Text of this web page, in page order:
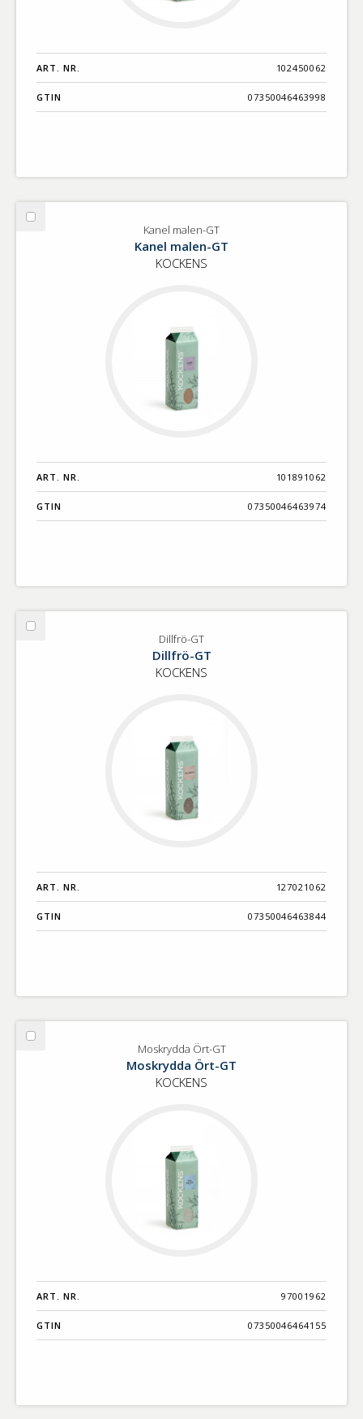
ART. NR. 102450062
GTIN 07350046463998
Välj
Kanel malen-GT
Kanel malen-GT
KOCKENS
ART. NR. 101891062
GTIN 07350046463974
Välj
Dillfrö-GT
Dillfrö-GT
KOCKENS
ART. NR. 127021062
GTIN 07350046463844
Välj
Moskrydda Ört-GT
Moskrydda Ört-GT
KOCKENS
ART. NR. 97001962
GTIN 07350046464155